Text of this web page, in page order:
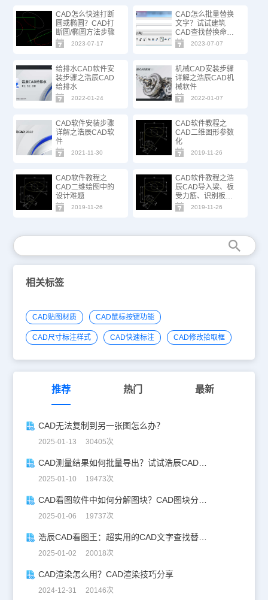
CAD怎么快速打断
圆或椭圆？CAD打
断圆/椭圆方法步骤
2023-07-17
CAD怎么批量替换
文字？试试建筑
CAD查找替换命
令！
2023-07-07
给排水CAD软件安
装步骤之浩辰CAD
给排水
2022-01-24
机械CAD安装步骤
详解之浩辰CAD机
械软件
2022-01-07
CAD软件安装步骤
详解之浩辰CAD软
件
2021-11-30
CAD软件教程之
CAD二维图形参数
化
2019-11-26
CAD软件教程之
CAD二维绘图中的
设计难题
2019-11-26
CAD软件教程之浩
辰CAD导入梁、板
受力筋、识别板负
筋的方法2019-11-26
相关标签
CAD贴图材质 CAD鼠标按键功能
CAD尺寸标注样式 CAD快速标注 CAD修改拾取框
推荐 热门 最新
CAD无法复制到另一张图怎么办？
2025-01-13 30405次
CAD测量结果如何批量导出？试试浩辰CAD看图王！
2025-01-10 19473次
CAD看图软件中如何分解图块？CAD图块分解详解！
2025-01-06 19737次
浩辰CAD看图王：超实用的CAD文字查找替换技巧分享！
2025-01-02 20018次
CAD渲染怎么用？CAD渲染技巧分享
2024-12-31 20146次